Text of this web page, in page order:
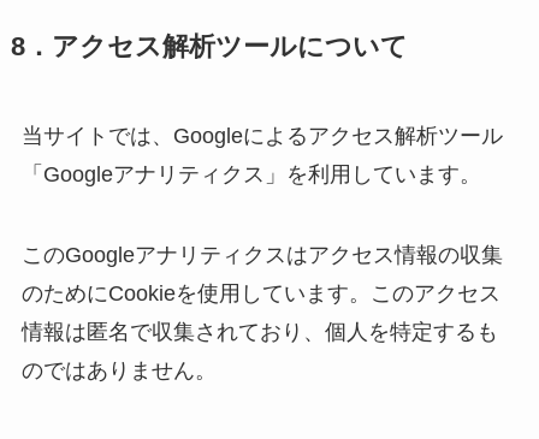
8．アクセス解析ツールについて
当サイトでは、Googleによるアクセス解析ツール
「Googleアナリティクス」を利用しています。
このGoogleアナリティクスはアクセス情報の収集
のためにCookieを使用しています。このアクセス
情報は匿名で収集されており、個人を特定するも
のではありません。